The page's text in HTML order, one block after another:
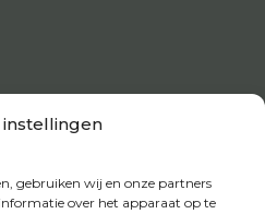
instellingen
gebruiken wij en onze partners
over het apparaat op te